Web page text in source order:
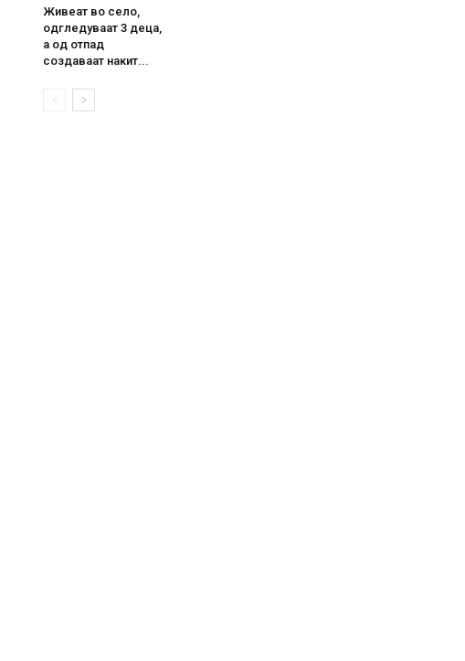
Живеат во село,
одгледуваат 3 деца,
а од отпад
создаваат накит...